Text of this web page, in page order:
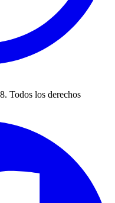
Todos los derechos